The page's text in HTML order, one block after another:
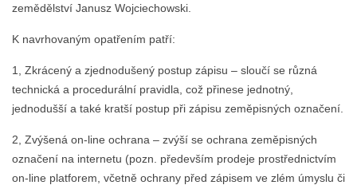
zemědělství Janusz Wojciechowski.
K navrhovaným opatřením patří:
1, Zkrácený a zjednodušený postup zápisu – sloučí se různá
technická a procedurální pravidla, což přinese jednotný,
jednodušší a také kratší postup při zápisu zeměpisných označení.
2, Zvýšená on-line ochrana – zvýší se ochrana zeměpisných
označení na internetu (pozn. především prodeje prostřednictvím
on-line platforem, včetně ochrany před zápisem ve zlém úmyslu či